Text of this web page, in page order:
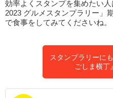
効率よくスタンプを集めたい
2023 グルメスタンプラリー」
で食事をしてみてくださいね。
スタンプラリーに
ごしま横丁